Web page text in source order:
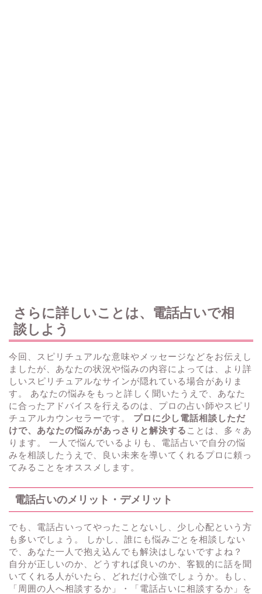
さらに詳しいことは、電話占いで相
談しよう
今回、スピリチュアルな意味やメッセージなどをお伝えし
ましたが、あなたの状況や悩みの内容によっては、より詳
しいスピリチュアルなサインが隠れている場合がありま
す。 あなたの悩みをもっと詳しく聞いたうえで、あなた
に合ったアドバイスを行えるのは、プロの占い師やスピリ
チュアルカウンセラーです。 プロに少し電話相談しただ
けで、あなたの悩みがあっさりと解決する ことは、多々あ
ります。 一人で悩んでいるよりも、電話占いで自分の悩
みを相談したうえで、良い未来を導いてくれるプロに頼っ
てみることをオススメします。
電話占いのメリット・デメリット
でも、電話占いってやったことないし、少し心配という方
も多いでしょう。 しかし、誰にも悩みごとを相談しない
で、あなた一人で抱え込んでも解決はしないですよね？
自分が正しいのか、どうすれば良いのか、客観的に話を聞
いてくれる人がいたら、どれだけ心強でしょうか。もし、
「周囲の人へ相談するか」・「電話占いに相談するか」を